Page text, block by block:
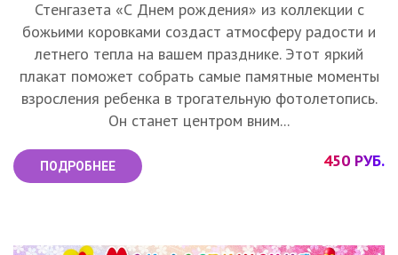
Стенгазета «С Днем рождения» из коллекции с
божьими коровками создаст атмосферу радости и
летнего тепла на вашем празднике. Этот яркий
плакат поможет собрать самые памятные моменты
взросления ребенка в трогательную фотолетопись.
Он станет центром вним...
ПОДРОБНЕЕ 450 РУБ.